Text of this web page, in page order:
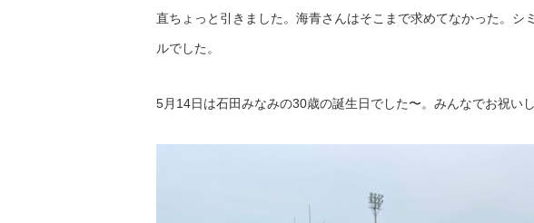
直ちょっと引きました。海青さんはそこまで求めてなかった。シ
ルでした。
5月14日は石田みなみの30歳の誕生日でした〜。みんなでお祝いし